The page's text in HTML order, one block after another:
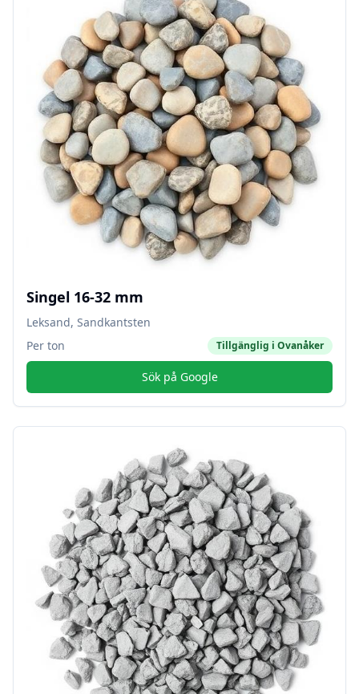
Singel 16-32 mm
Leksand, Sandkantsten
Per ton
Tillgänglig i Ovanåker
Sök på Google